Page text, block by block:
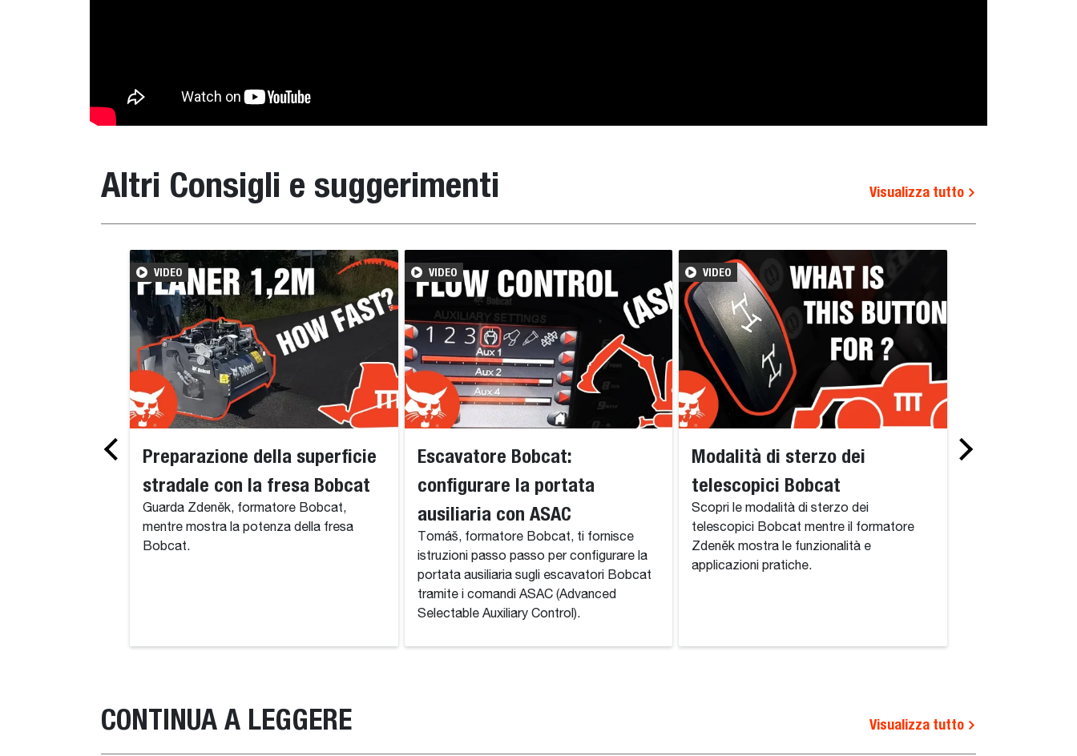
Altri Consigli e suggerimenti Visualizza tutto
VIDEO
Preparazione della superficie
stradale con la fresa Bobcat
Guarda Zdeněk, formatore Bobcat,
mentre mostra la potenza della fresa
Bobcat.
VIDEO
Escavatore Bobcat:
configurare la portata
ausiliaria con ASAC
Tomáš, formatore Bobcat, ti fornisce
istruzioni passo passo per configurare la
portata ausiliaria sugli escavatori Bobcat
tramite i comandi ASAC (Advanced
Selectable Auxiliary Control).
VIDEO
Modalità di sterzo dei
telescopici Bobcat
Scopri le modalità di sterzo dei
telescopici Bobcat mentre il formatore
Zdeněk mostra le funzionalità e
applicazioni pratiche.
Escavatori
CONTINUA A LEGGERE Visualizza tutto